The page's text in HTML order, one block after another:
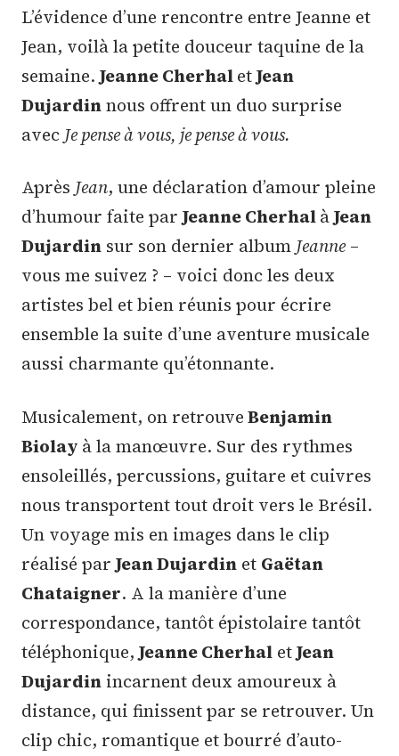
L’évidence d’une rencontre entre Jeanne et
Jean, voilà la petite douceur taquine de la
semaine. Jeanne CherhaletJean
Dujardinnous offrent un duo surprise
avec Je pense à vous, je pense à vous.
Après Jean, une déclaration d’amour pleine
d’humour faite par Jeanne CherhalàJean
Dujardin sur son dernier album Jeanne –
vous me suivez ? – voici donc les deux
artistes bel et bien réunis pour écrire
ensemble la suite d’une aventure musicale
aussi charmante qu’étonnante.
Musicalement, on retrouveBenjamin
Biolay à la manœuvre. Sur des rythmes
ensoleillés, percussions, guitare et cuivres
nous transportent tout droit vers le Brésil.
Un voyage mis en images dans le clip
réalisé par Jean Dujardin et Gaëtan
Chataigner. A la manière d’une
correspondance, tantôt épistolaire tantôt
téléphonique, Jeanne Cherhal etJean
Dujardinincarnent deux amoureux à
distance, qui finissent par se retrouver. Un
clip chic, romantique et bourré d’auto-